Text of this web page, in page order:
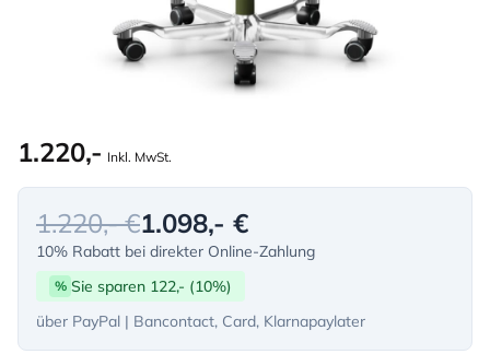
1.220,- Inkl. MwSt.
1.220,- €1.098,- €
10% Rabatt bei direkter Online-Zahlung
% Sie sparen 122,- (10%)
über PayPal | Bancontact, Card, Klarnapaylater